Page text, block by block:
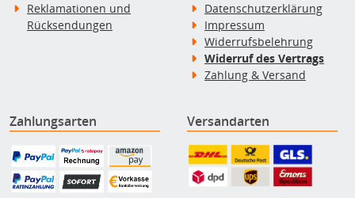
Reklamationen und
Rücksendungen
Datenschutzerklärung
Impressum
Widerrufsbelehrung
Widerruf des Vertrags
Zahlung & Versand
Zahlungsarten Versandarten